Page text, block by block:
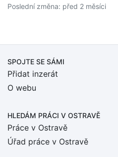
Poslední změna: před 2 měsíci
SPOJTE SE SÁMI
Přidat inzerát
O webu
HLEDÁM PRÁCI V OSTRAVĚ
Práce v Ostravě
Úřad práce v Ostravě